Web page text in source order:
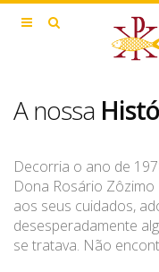
A nossa
Decorria o ano de
Dona Rosário
aos seus cuidados,
desesperadamente
se tratava. Não